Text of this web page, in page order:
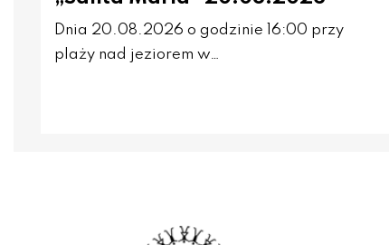
Dnia 20.08.2026 o godzinie 16:00 przy
plaży nad jeziorem w…